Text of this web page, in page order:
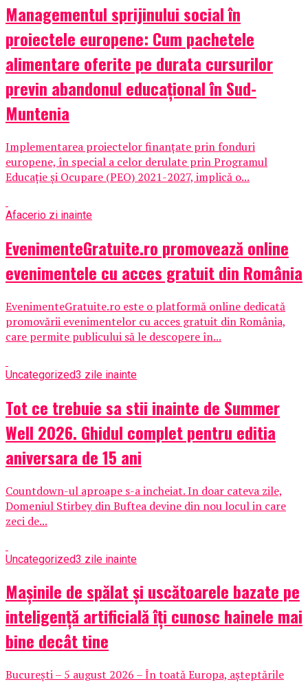
Managementul sprijinului social în
proiectele europene: Cum pachetele
alimentare oferite pe durata cursurilor
previn abandonul educațional în Sud-
Muntenia
Implementarea proiectelor finanțate prin fonduri
europene, în special a celor derulate prin Programul
Educație și Ocupare (PEO) 2021-2027, implică o...
Afacerio zi inainte
EvenimenteGratuite.ro promovează online
evenimentele cu acces gratuit din România
EvenimenteGratuite.ro este o platformă online dedicată
promovării evenimentelor cu acces gratuit din România,
care permite publicului să le descopere în...
Uncategorized3 zile inainte
Tot ce trebuie sa stii inainte de Summer
Well 2026. Ghidul complet pentru editia
aniversara de 15 ani
Countdown-ul aproape s-a incheiat. In doar cateva zile,
Domeniul Stirbey din Buftea devine din nou locul in care
zeci de...
Uncategorized3 zile inainte
Mașinile de spălat și uscătoarele bazate pe
inteligență artificială îți cunosc hainele mai
bine decât tine
București – 5 august 2026 – În toată Europa, așteptările